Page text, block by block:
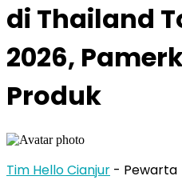
di Thailand
2026,
Produk
Tim Hello Cianjur - Pewarta